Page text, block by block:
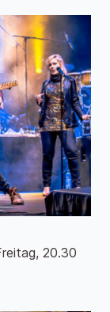
20.30